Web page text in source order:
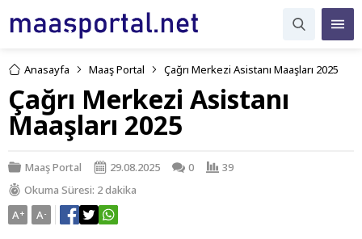
Anasayfa Maaş Portal Çağrı Merkezi Asistanı Maaşları 2025
Çağrı Merkezi Asistanı
Maaşları 2025
Maaş Portal 29.08.2025 0
39
Okuma Süresi: 2 dakika
A+ A-